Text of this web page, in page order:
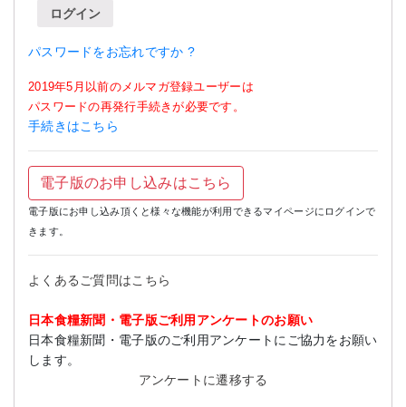
ログイン
パスワードをお忘れですか ?
2019年5月以前のメルマガ登録ユーザーは
パスワードの再発行手続きが必要です。
手続きはこちら
電子版のお申し込みはこちら
電子版にお申し込み頂くと様々な機能が利用できるマイページにログインで
きます。
よくあるご質問はこちら
日本食糧新聞・電子版ご利用アンケートのお願い
日本食糧新聞・電子版のご利用アンケートにご協力をお願い
します。
アンケートに遷移する